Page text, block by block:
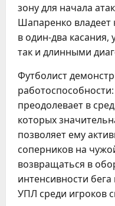
зону для начала
Шапаренко владеет
в один-два
так и длинными
Футболист
преодолевает в
которых
позволяет ему
соперников на
возвращаться в
интенсивности
УПЛ среди игроков